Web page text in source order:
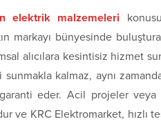
elektrik malzemeleri
markayı bünyesinde
alıcılara kesintisiz hizmet
kalmaz, aynı
eder. Acil projeler
ve KRC Elektromarket, hızlı